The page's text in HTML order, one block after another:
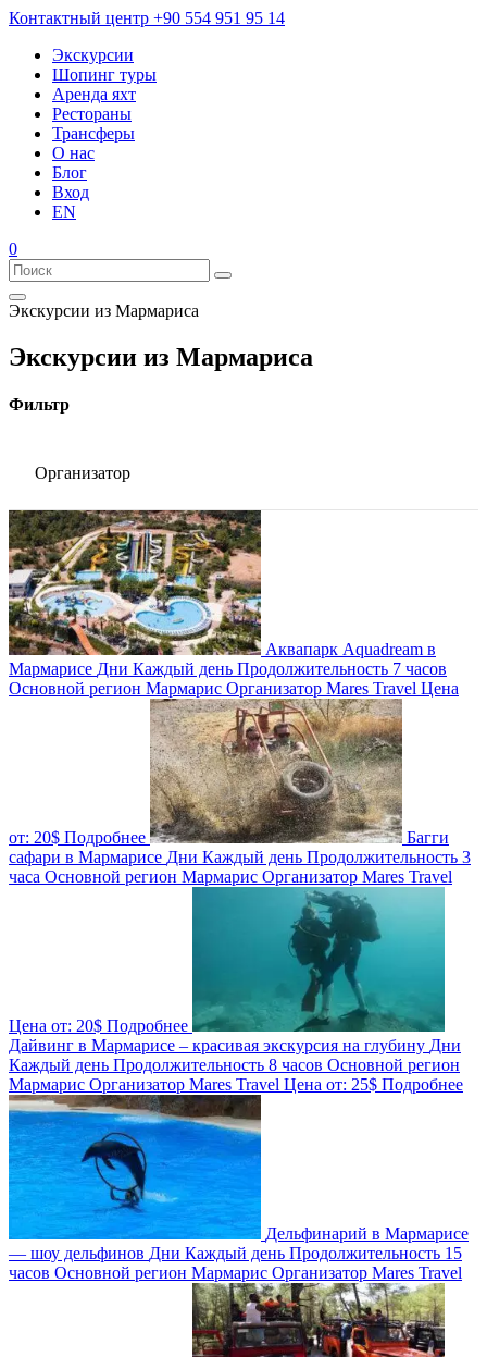
Контактный центр +90 554 951 95 14
Экскурсии
Шопинг туры
Аренда яхт
Рестораны
Трансферы
О нас
Блог
Вход
EN
0
Экскурсии из Мармариса
Экскурсии из Мармариса
Фильтр
Организатор
Аквапарк Aquadream в
Мармарисе Дни Каждый день Продолжительность 7 часов
Основной регион Мармарис Организатор Mares Travel Цена
от: 20$ Подробнее
Багги
сафари в Мармарисе Дни Каждый день Продолжительность 3
часа Основной регион Мармарис Организатор Mares Travel
Цена от: 20$ Подробнее
Дайвинг в Мармарисе – красивая экскурсия на глубину Дни
Каждый день Продолжительность 8 часов Основной регион
Мармарис Организатор Mares Travel Цена от: 25$ Подробнее
Дельфинарий в Мармарисе
— шоу дельфинов Дни Каждый день Продолжительность 15
часов Основной регион Мармарис Организатор Mares Travel